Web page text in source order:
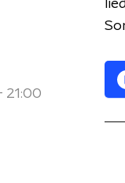
21:00